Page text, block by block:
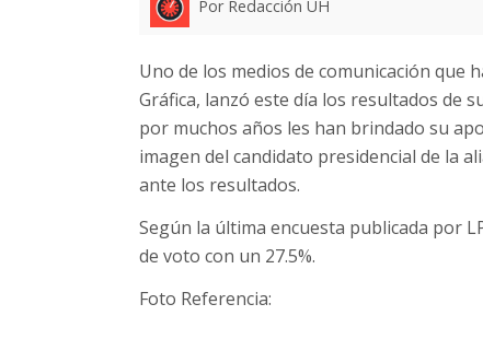
Por Redacción UH
Uno de los medios de comunicación que
Gráfica, lanzó este día los resultados de
por muchos años les han brindado su
imagen del candidato presidencial de la
ante los resultados.
Según la última encuesta publicada por
de voto con un 27.5%.
Foto Referencia: